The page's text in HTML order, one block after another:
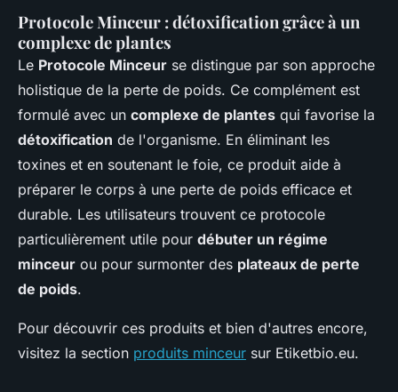
Protocole Minceur : détoxification grâce à un
complexe de plantes
Le Protocole Minceur se distingue par son approche
holistique de la perte de poids. Ce complément est
formulé avec un complexe de plantes qui favorise la
détoxification de l'organisme. En éliminant les
toxines et en soutenant le foie, ce produit aide à
préparer le corps à une perte de poids efficace et
durable. Les utilisateurs trouvent ce protocole
particulièrement utile pour débuter un régime
minceur ou pour surmonter des plateaux de perte
de poids.
Pour découvrir ces produits et bien d'autres encore,
visitez la section produits minceur sur Etiketbio.eu.